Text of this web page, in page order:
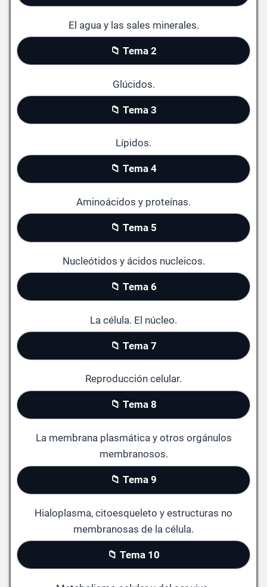
El agua y las sales minerales.
📁 Tema 2
Glúcidos.
📁 Tema 3
Lípidos.
📁 Tema 4
Aminoácidos y proteínas.
📁 Tema 5
Nucleótidos y ácidos nucleicos.
📁 Tema 6
La célula. El núcleo.
📁 Tema 7
Reproducción celular.
📁 Tema 8
La membrana plasmática y otros orgánulos
membranosos.
📁 Tema 9
Hialoplasma, citoesqueleto y estructuras no
membranosas de la célula.
📁 Tema 10